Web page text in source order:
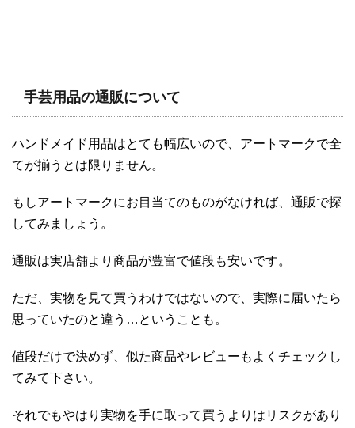
手芸用品の通販について
ハンドメイド用品はとても幅広いので、アートマークで全
てが揃うとは限りません。
もしアートマークにお目当てのものがなければ、通販で探
してみましょう。
通販は実店舗より商品が豊富で値段も安いです。
ただ、実物を見て買うわけではないので、実際に届いたら
思っていたのと違う…ということも。
値段だけで決めず、似た商品やレビューもよくチェックし
てみて下さい。
それでもやはり実物を手に取って買うよりはリスクがあり